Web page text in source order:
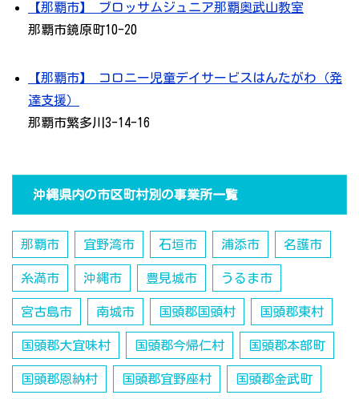
【那覇市】 ブロッサムジュニア那覇奥武山教室
那覇市鏡原町10-20
【那覇市】 コロニー児童デイサービスはんたがわ（発
達支援）
那覇市繁多川3-14-16
沖縄県内の市区町村別の事業所一覧
那覇市 宜野湾市 石垣市 浦添市 名護市
糸満市 沖縄市 豊見城市 うるま市
宮古島市 南城市 国頭郡国頭村 国頭郡東村
国頭郡大宜味村 国頭郡今帰仁村 国頭郡本部町
国頭郡恩納村 国頭郡宜野座村 国頭郡金武町